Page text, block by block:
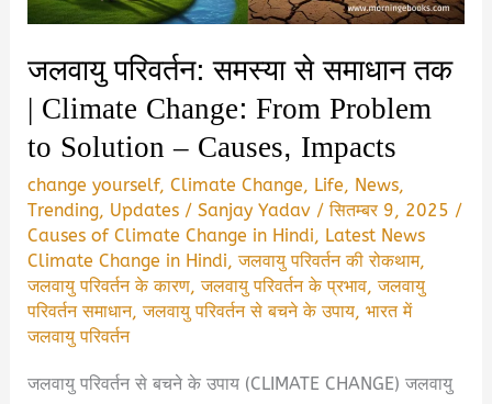
जलवायु परिवर्तन: समस्या से समाधान तक
| Climate Change: From Problem
to Solution – Causes, Impacts
change yourself,Climate Change, Life, News,
Trending, Updates /Sanjay Yadav /सितम्बर 9, 2025 /
Causes of Climate Change in Hindi, Latest News
Climate Change in Hindi,जलवायु परिवर्तन की रोकथाम,
जलवायु परिवर्तन के कारण,जलवायु परिवर्तन के प्रभाव,जलवायु
परिवर्तन समाधान,जलवायु परिवर्तन से बचने के उपाय,भारत में
जलवायु परिवर्तन
जलवायु परिवर्तन से बचने के उपाय (CLIMATE CHANGE) जलवायु